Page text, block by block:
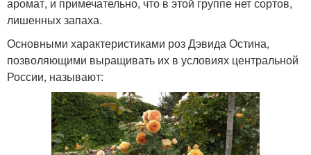
лишенных запаха.
Основными характеристиками роз Дэвида Остина,
позволяющими выращивать их в условиях центральной
России, называют: